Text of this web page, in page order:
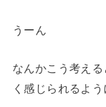
うーん
なんかこう考え
く感じられるよう